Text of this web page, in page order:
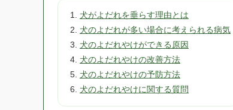
犬がよだれを垂らす理由とは
犬のよだれが多い場合に考えられる病気
犬のよだれやけができる原因
犬のよだれやけの改善方法
犬のよだれやけの予防方法
犬のよだれやけに関する質問